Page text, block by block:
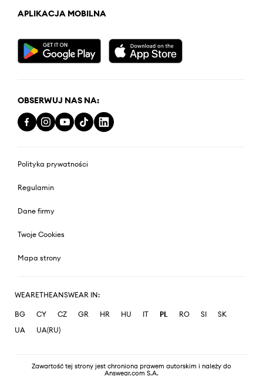
APLIKACJA MOBILNA
OBSERWUJ NAS NA:
Polityka prywatności
Regulamin
Dane firmy
Twoje Cookies
Mapa strony
WEARETHEANSWEAR IN:
BG CY CZ GR HR HU IT PL RO SI
SK
UA
UA(RU)
Zawartość tej strony jest chroniona prawem autorskim i należy do
Answear.com S.A.